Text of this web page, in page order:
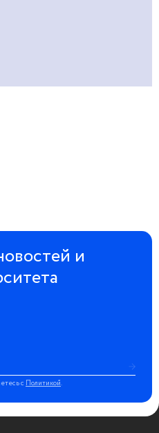
и
с Политикой.